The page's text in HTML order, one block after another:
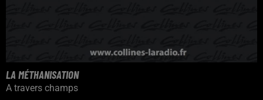
LA MÉTHANISATION
A travers champs